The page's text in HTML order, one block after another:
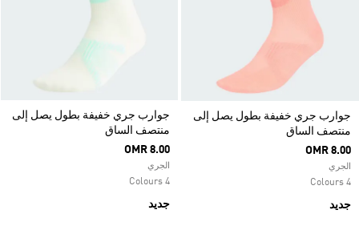
جوارب جري خفيفة بطول يصل إلى
منتصف الساق
OMR 8.00
الجري
4 Colours
جديد
جوارب جري خفيفة بطول يصل إلى
منتصف الساق
OMR 8.00
الجري
4 Colours
جديد